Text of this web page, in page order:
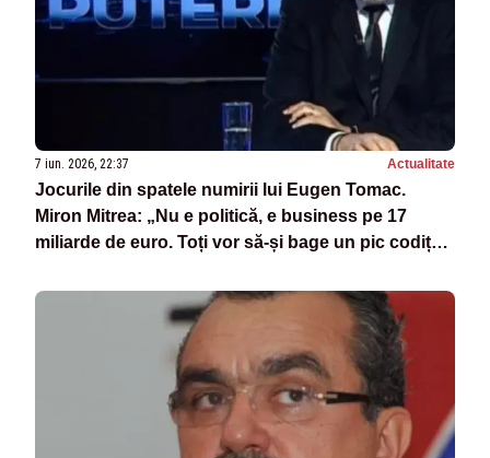
7 iun. 2026, 22:37 Actualitate
Jocurile din spatele numirii lui Eugen Tomac.
Miron Mitrea: „Nu e politică, e business pe 17
miliarde de euro. Toți vor să-și bage un pic codița